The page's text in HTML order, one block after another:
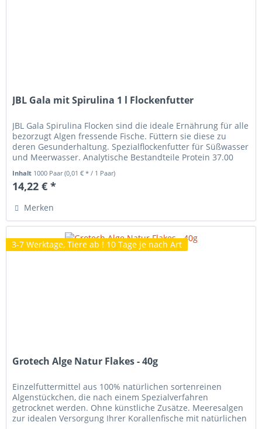
JBL Gala mit Spirulina 1 l Flockenfutter
JBL Gala Spirulina Flocken sind die ideale Ernährung für alle
bezorzugt Algen fressende Fische. Füttern sie diese zu
deren Gesunderhaltung. Spezialflockenfutter für Süßwasser
und Meerwasser. Analytische Bestandteile Protein 37.00
Inhalt 1000 Paar(0,01 € * / 1 Paar)
14,22 € *
Merken
3-7 Werktage, Tiere ab ! 10 Tage je nach Art
Grotech Alge Natur Flakes - 40g
Einzelfuttermittel aus 100% natürlichen sortenreinen
Algenstückchen, die nach einem Spezialverfahren
getrocknet werden. Ohne künstliche Zusätze. Meeresalgen
zur idealen Versorgung Ihrer Korallenfische mit natürlichen